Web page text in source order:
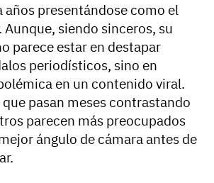
años presentándose como el
Aunque, siendo sinceros, su
parece estar en destapar
periodísticos, sino en
en un contenido viral.
pasan meses contrastando
parecen más preocupados
ángulo de cámara antes de